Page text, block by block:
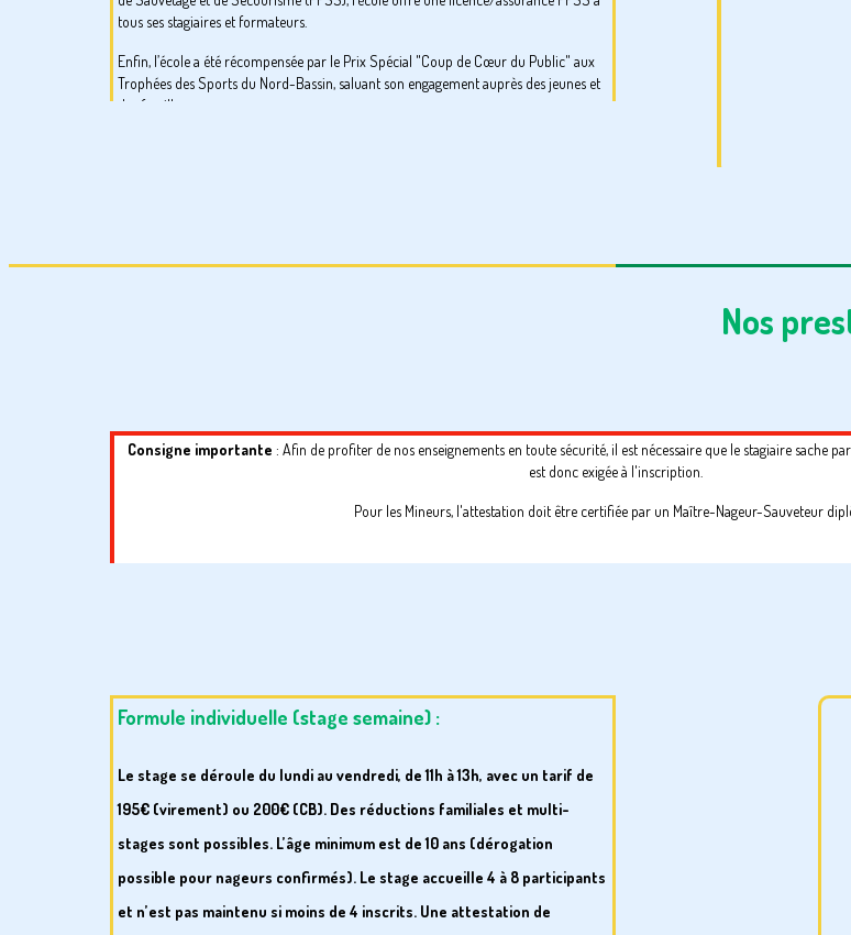
tous ses stagiaires et formateurs.
Enfin, l’école a été récompensée par le Prix Spécial "Coup de Cœur du Public" aux
Trophées des Sports du Nord-Bassin, saluant son engagement auprès des jeunes et
des familles.
Nos
Consigne importante : Afin de profiter de nos enseignements en toute sécurité, il est nécessaire que le stagiaire sache
est donc exigée à l'inscription.
Pour les Mineurs, l'attestation doit être certifiée par un Maître-Nageur-Sauveteur
Formule individuelle (stage semaine) :
Le stage se déroule du lundi au vendredi, de 11h à 13h, avec un tarif de
195€ (virement) ou 200€ (CB). Des réductions familiales et multi-
stages sont possibles. L’âge minimum est de 10 ans (dérogation
possible pour nageurs confirmés). Le stage accueille 4 à 8 participants
et n’est pas maintenu si moins de 4 inscrits. Une attestation de